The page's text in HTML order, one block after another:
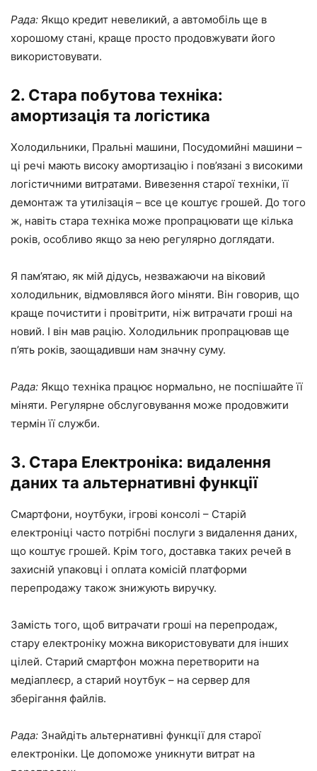
Рада: Якщо кредит невеликий, а автомобіль ще в
хорошому стані, краще просто продовжувати його
використовувати.
2. Стара побутова техніка:
амортизація та логістика
Холодильники, Пральні машини, Посудомийні машини –
ці речі мають високу амортизацію і пов’язані з високими
логістичними витратами. Вивезення старої техніки, її
демонтаж та утилізація – все це коштує грошей. До того
ж, навіть стара техніка може пропрацювати ще кілька
років, особливо якщо за нею регулярно доглядати.
Я пам’ятаю, як мій дідусь, незважаючи на віковий
холодильник, відмовлявся його міняти. Він говорив, що
краще почистити і провітрити, ніж витрачати гроші на
новий. І він мав рацію. Холодильник пропрацював ще
п’ять років, заощадивши нам значну суму.
Рада: Якщо техніка працює нормально, не поспішайте її
міняти. Регулярне обслуговування може продовжити
термін її служби.
3. Стара Електроніка: видалення
даних та альтернативні функції
Смартфони, ноутбуки, ігрові консолі – Старій
електроніці часто потрібні послуги з видалення даних,
що коштує грошей. Крім того, доставка таких речей в
захисній упаковці і оплата комісій платформи
перепродажу також знижують виручку.
Замість того, щоб витрачати гроші на перепродаж,
стару електроніку можна використовувати для інших
цілей. Старий смартфон можна перетворити на
медіаплеєр, а старий ноутбук – на сервер для
зберігання файлів.
Рада: Знайдіть альтернативні функції для старої
електроніки. Це допоможе уникнути витрат на